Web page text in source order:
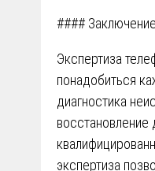
#### Заключение
Экспертиза
понадобиться
диагностика
экспертиза